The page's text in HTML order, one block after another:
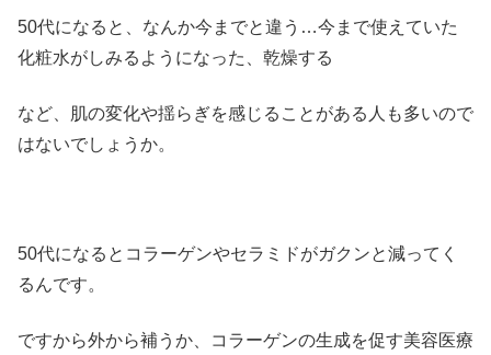
50代になると、なんか今までと違う…今まで使えていた
化粧水がしみるようになった、乾燥する
など、肌の変化や揺らぎを感じることがある人も多いので
はないでしょうか。
50代になるとコラーゲンやセラミドがガクンと減ってく
るんです。
ですから外から補うか、コラーゲンの生成を促す美容医療